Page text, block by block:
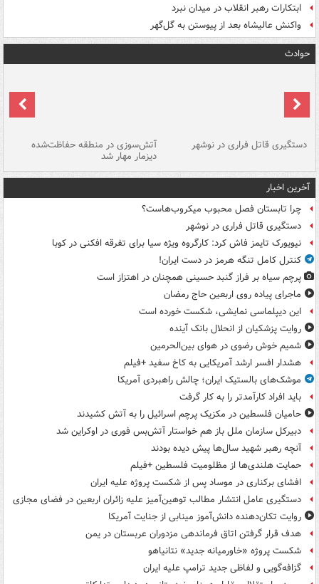
ابتکارات رهبر انقلاب در میدان نبرد
واکنش عالیشاه بعد از پیوستن به گل‌گهر
حوادث
دستگیری قاتل فراری در نوشهر آتش‌سوزی در منطقه حفاظت‌شده
دیزمار مهار شد
آخرین اخبار
چرا تابستان فصل محبوب میکروب‌هاست؟
دستگیری قاتل فراری در نوشهر
نیویورک تایمز فاش کرد: کارگروه ویژه سیا برای تفرقه افکنی در کوبا
کنترل کامل تنگه هرمز در دست ایران!
پرچم سیاه بر فراز گنبد حسینی همچنان در اهتزاز است
ماجرای پیاده روی اربعین حاج رمضان
این دیپلماسی نمایشی، شکست خورده است
روایت پزشکیان از انحلال بانک آینده
شمیم خوش رضوی در هوای بین‌الحرمین
هشدار افسر ارشد آمریکایی به کاخ سفید +فیلم
موشک‌های بالستیک ایران؛ چالش راهبردی آمریکا
باید افراد کارآمدتر را به کار گرفت
حامیان فلسطین در مکزیک پرچم اسرائیل را به آتش کشیدند
دبیرکل سازمان ملل باز هم خواستار آتش‌بس فوری در اوکراین شد
آنچه رهبر شهید سال‌ها پیش دیده بودند
حمایت هلندی‌ها از مظلومیت فلسطین +فیلم
افشای برکناری در موساد پس از شکست پروژه علیه ایران
دستگیری عامل انتشار مطالب توهین‌آمیز علیه زائران اربعین در فضای مجازی
روایت تکان‌دهنده دانش‌آموز مینابی از جنایت آمریکا
هدف قرار گرفتن اتاق‌ فرماندهی مزدوران عربستان در یمن
شکست پروژه «خاورمیانه جدید» نتانیاهو
گزافه‌گویی و لفاظی جدید ترامپ علیه ایران